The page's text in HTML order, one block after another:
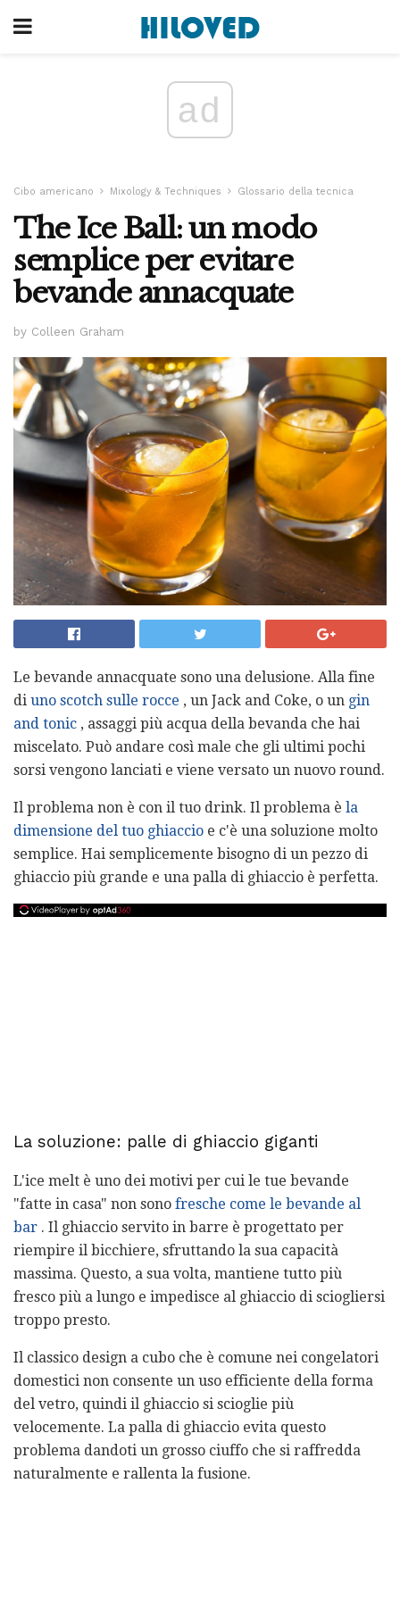
ad
Cibo americano Mixology & Techniques Glossario della tecnica
The Ice Ball: un modo
semplice per evitare
bevande annacquate
by Colleen Graham
Le bevande annacquate sono una delusione. Alla fine
di uno scotch sulle rocce , un Jack and Coke, o un gin
and tonic , assaggi più acqua della bevanda che hai
miscelato. Può andare così male che gli ultimi pochi
sorsi vengono lanciati e viene versato un nuovo round.
Il problema non è con il tuo drink. Il problema è la
dimensione del tuo ghiaccio e c'è una soluzione molto
semplice. Hai semplicemente bisogno di un pezzo di
ghiaccio più grande e una palla di ghiaccio è perfetta.
La soluzione: palle di ghiaccio giganti
L'ice melt è uno dei motivi per cui le tue bevande
"fatte in casa" non sono fresche come le bevande al
bar . Il ghiaccio servito in barre è progettato per
riempire il bicchiere, sfruttando la sua capacità
massima. Questo, a sua volta, mantiene tutto più
fresco più a lungo e impedisce al ghiaccio di sciogliersi
troppo presto.
Il classico design a cubo che è comune nei congelatori
domestici non consente un uso efficiente della forma
del vetro, quindi il ghiaccio si scioglie più
velocemente. La palla di ghiaccio evita questo
problema dandoti un grosso ciuffo che si raffredda
naturalmente e rallenta la fusione.